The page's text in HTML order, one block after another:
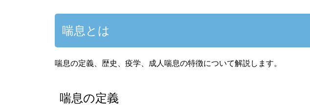
喘息とは
喘息の定義、歴史、疫学、成人喘息の特徴について解説します。
喘息の定義